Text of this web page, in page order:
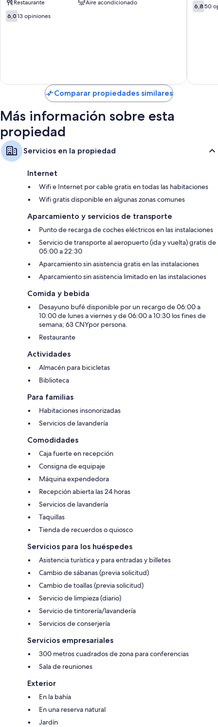
televisión por cable
Servicio de limpieza diario, escritorios y teléfonos
Airport
Pudong
Restaurante Aire acondicionado
6.0
de
6,0 13 opiniones
6.8
de
6,8 50
Comparar propiedades similares
Más información sobre esta
propiedad
Servicios en la propiedad
Internet
Wifi e Internet por cable gratis en todas las habitaciones
Wifi gratis disponible en algunas zonas comunes
Aparcamiento y servicios de transporte
Punto de recarga de coches eléctricos en las instalaciones
Servicio de transporte al aeropuerto (ida y vuelta) gratis de
05:00 a 22:30
Aparcamiento sin asistencia gratis en las instalaciones
Aparcamiento sin asistencia limitado en las instalaciones
Comida y bebida
Desayuno bufé disponible por un recargo de 06:00 a
10:00 de lunes a viernes y de 06:00 a 10:30 los fines de
semana; 63 CNYpor persona.
Restaurante
Actividades
Almacén para bicicletas
Biblioteca
Para familias
Habitaciones insonorizadas
Servicios de lavandería
Comodidades
Caja fuerte en recepción
Consigna de equipaje
Máquina expendedora
Recepción abierta las 24 horas
Servicios de lavandería
Taquillas
Tienda de recuerdos o quiosco
Servicios para los huéspedes
Asistencia turística y para entradas y billetes
Cambio de sábanas (previa solicitud)
Cambio de toallas (previa solicitud)
Servicio de limpieza (diario)
Servicio de tintorería/lavandería
Servicios de conserjería
Servicios empresariales
300 metros cuadrados de zona para conferencias
Sala de reuniones
Exterior
En la bahía
En una reserva natural
Jardín